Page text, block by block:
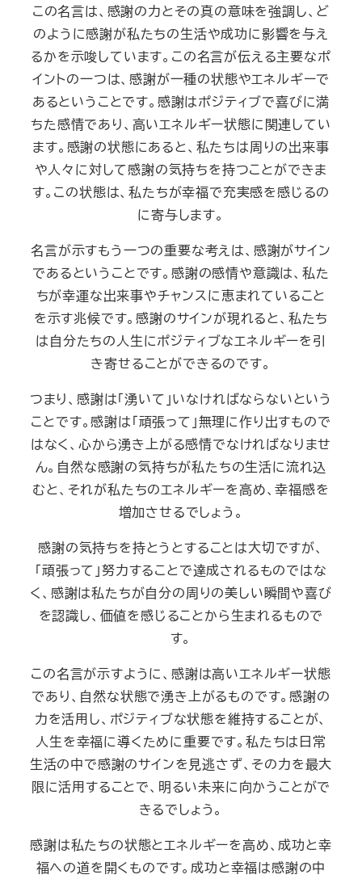
この名言は、感謝の力とその真の意味を強調し、ど
のように感謝が私たちの生活や成功に影響を与え
るかを示唆しています。この名言が伝える主要なポ
イントの一つは、感謝が一種の状態やエネルギーで
あるということです。感謝はポジティブで喜びに満
ちた感情であり、高いエネルギー状態に関連してい
ます。感謝の状態にあると、私たちは周りの出来事
や人々に対して感謝の気持ちを持つことができま
す。この状態は、私たちが幸福で充実感を感じるの
に寄与します。
名言が示すもう一つの重要な考えは、感謝がサイン
であるということです。感謝の感情や意識は、私た
ちが幸運な出来事やチャンスに恵まれていること
を示す兆候です。感謝のサインが現れると、私たち
は自分たちの人生にポジティブなエネルギーを引
き寄せることができるのです。
つまり、感謝は「湧いて」いなければならないという
ことです。感謝は「頑張って」無理に作り出すもので
はなく、心から湧き上がる感情でなければなりませ
ん。自然な感謝の気持ちが私たちの生活に流れ込
むと、それが私たちのエネルギーを高め、幸福感を
増加させるでしょう。
感謝の気持ちを持とうとすることは大切ですが、
「頑張って」努力することで達成されるものではな
く、感謝は私たちが自分の周りの美しい瞬間や喜び
を認識し、価値を感じることから生まれるもので
す。
この名言が示すように、感謝は高いエネルギー状態
であり、自然な状態で湧き上がるものです。感謝の
力を活用し、ポジティブな状態を維持することが、
人生を幸福に導くために重要です。私たちは日常
生活の中で感謝のサインを見逃さず、その力を最大
限に活用することで、明るい未来に向かうことがで
きるでしょう。
感謝は私たちの状態とエネルギーを高め、成功と幸
福への道を開くものです。成功と幸福は感謝の中